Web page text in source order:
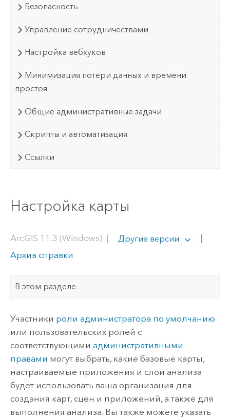
Безопасность
Управление сотрудничествами
Настройка вебхуков
Минимизация потери данных и времени
простоя
Общие административные задачи
Скрипты и автоматизация
Ссылки
Настройка карты
ArcGIS 11.3 (Windows)| Другие версии
Архив справки
В этом разделе
Участники роли администратора по умолчанию
или пользовательских ролей с
соответствующими административными
правами могут выбрать, какие базовые карты,
настраиваемые приложения и слои анализа
будет использовать ваша организация для
создания карт, сцен и приложений, а также для
выполнения анализа. Вы также можете указать